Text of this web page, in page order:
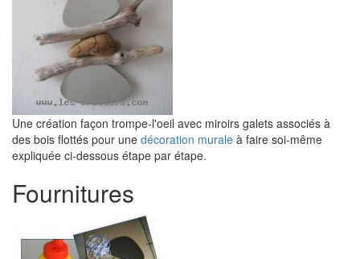
Une création façon trompe-l'oeil avec miroirs galets associés à
des bois flottés pour une décoration murale à faire soi-même
expliquée ci-dessous étape par étape.
Fournitures